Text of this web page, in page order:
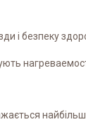
і безпеку